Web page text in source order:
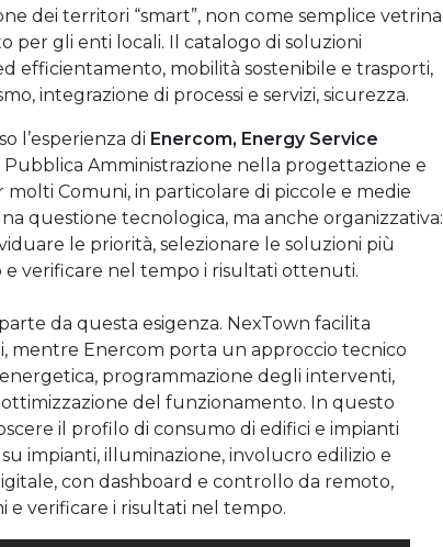
dei territori “smart”, non come semplice vetrina
per gli enti locali. Il catalogo di soluzioni
efficientamento, mobilità sostenibile e trasporti,
integrazione di processi e servizi, sicurezza.
l’esperienza di Enercom, Energy Service
Pubblica Amministrazione nella progettazione e
Comuni, in particolare di piccole e medie
questione tecnologica, ma anche organizzativa:
le priorità, selezionare le soluzioni più
verificare nel tempo i risultati ottenuti.
da questa esigenza. NexTown facilita
mentre Enercom porta un approccio tecnico
programmazione degli interventi,
del funzionamento. In questo
il profilo di consumo di edifici e impianti
impianti, illuminazione, involucro edilizio e
con dashboard e controllo da remoto,
e verificare i risultati nel tempo.